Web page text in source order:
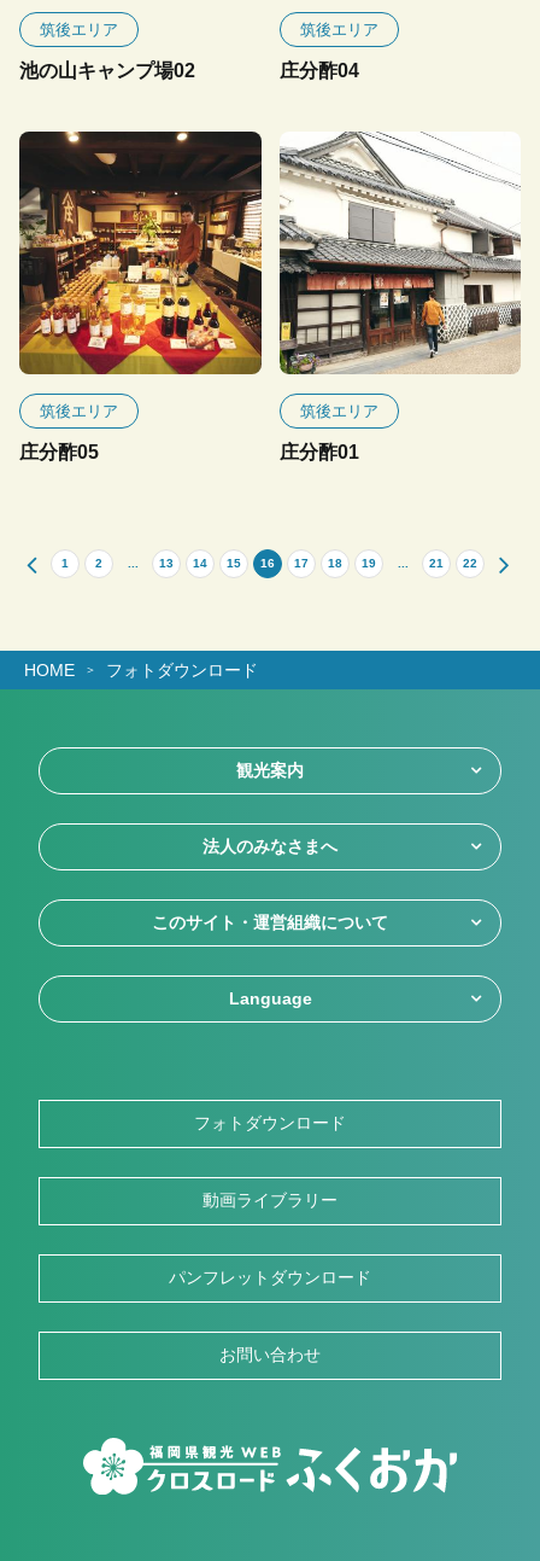
筑後エリア
池の山キャンプ場02
筑後エリア
庄分酢04
筑後エリア
庄分酢05
筑後エリア
庄分酢01
1 2 ... 13 14 15 16 17 18 19 ... 21 22
HOME フォトダウンロード
観光案内
法人のみなさまへ
このサイト・運営組織について
Language
フォトダウンロード
動画ライブラリー
パンフレットダウンロード
お問い合わせ